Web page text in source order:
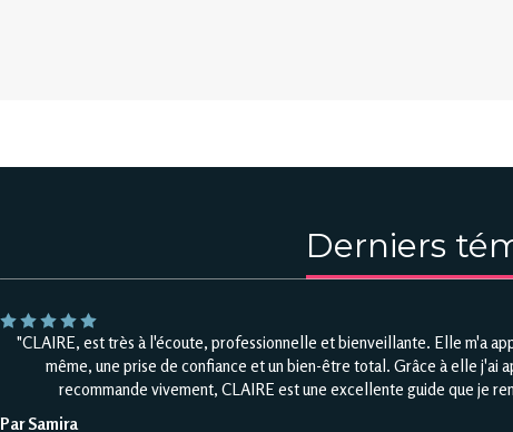
Derniers
"CLAIRE, est très à l'écoute, professionnelle et bienveillante. Elle m'a
même, une prise de confiance et un bien-être total. Grâce à elle j'ai
recommande vivement, CLAIRE est une excellente guide que je
Par Samira